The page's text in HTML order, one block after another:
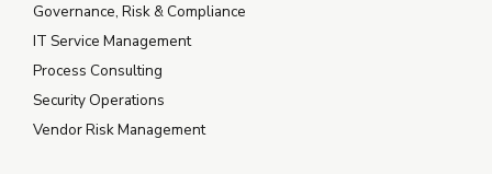
Governance, Risk & Compliance
IT Service Management
Process Consulting
Security Operations
Vendor Risk Management